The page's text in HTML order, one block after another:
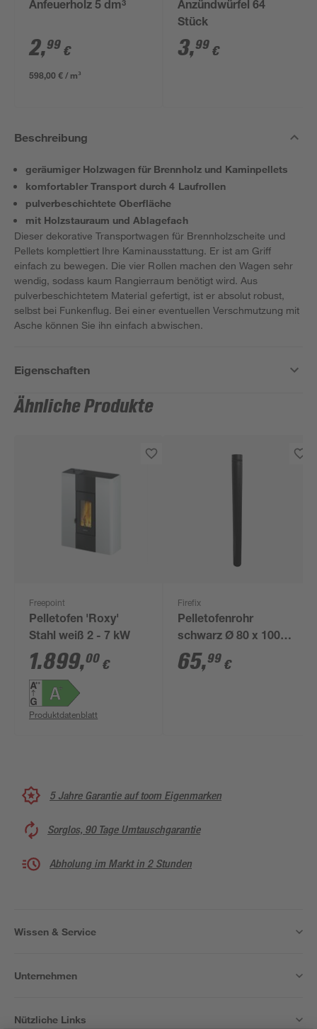
Anfeuerholz 5 dm³
2,99 €
598,00 € / m³
Anzündwürfel 64
Stück
3,99 €
Beschreibung
geräumiger Holzwagen für Brennholz und Kaminpellets
komfortabler Transport durch 4 Laufrollen
pulverbeschichtete Oberfläche
mit Holzstauraum und Ablagefach
Dieser dekorative Transportwagen für Brennholzscheite und
Pellets komplettiert Ihre Kaminausstattung. Er ist am Griff
einfach zu bewegen. Die vier Rollen machen den Wagen sehr
wendig, sodass kaum Rangierraum benötigt wird. Aus
pulverbeschichtetem Material gefertigt, ist er absolut robust,
selbst bei Funkenflug. Bei einer eventuellen Verschmutzung mit
Asche können Sie ihn einfach abwischen.
Eigenschaften
Ähnliche Produkte
Freepoint
Pelletofen 'Roxy'
Stahl weiß 2 - 7 kW
1.899,00 €
Produktdatenblatt
Firefix
Pelletofenrohr
schwarz Ø 80 x 1000
mm
65,99 €
5 Jahre Garantie auf toom Eigenmarken
Sorglos, 90 Tage Umtauschgarantie
Abholung im Markt in 2 Stunden
Wissen & Service
Unternehmen
Nützliche Links